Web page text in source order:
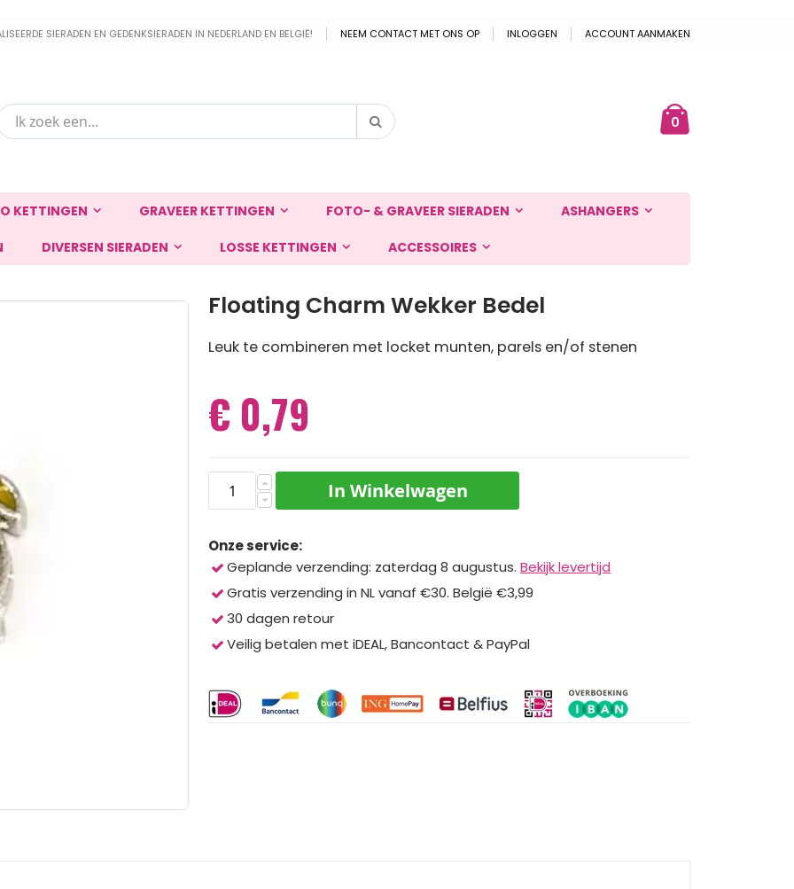
SIERADEN EN GEDENKSIERADEN IN NEDERLAND EN BELGIË! NEEM CONTACT MET ONS OP INLOGGEN ACCOUNT AANMAKEN
0producten
Zoek
KETTINGEN GRAVEER KETTINGEN FOTO- & GRAVEER SIERADEN ASHANGERS
DIVERSEN SIERADEN LOSSE KETTINGEN ACCESSOIRES
Floating Charm Wekker Bedel
Leuk te combineren met locket munten, parels en/of stenen
€ 0,79
In Winkelwagen
Onze service:
Geplande verzending: zaterdag 8 augustus. Bekijk levertijd
Gratis verzending in NL vanaf €30. België €3,99
30 dagen retour
Veilig betalen met iDEAL, Bancontact & PayPal